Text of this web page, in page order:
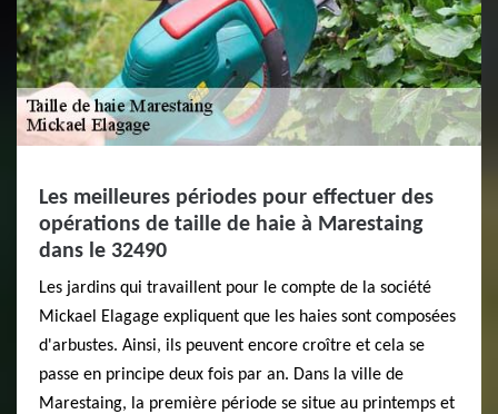
Les meilleures périodes pour effectuer des
opérations de taille de haie à Marestaing
dans le 32490
Les jardins qui travaillent pour le compte de la société
Mickael Elagage expliquent que les haies sont composées
d'arbustes. Ainsi, ils peuvent encore croître et cela se
passe en principe deux fois par an. Dans la ville de
Marestaing, la première période se situe au printemps et